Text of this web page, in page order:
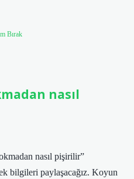
Bırak
nasıl
nasıl pişirilir”
bilgileri paylaşacağız. Koyun